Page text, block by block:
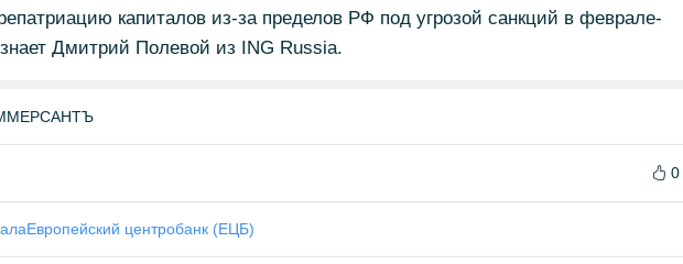
капиталов из-за пределов РФ под угрозой санкций в феврале-
Дмитрий Полевой из ING Russia.
0
Европейский центробанк (ЕЦБ)